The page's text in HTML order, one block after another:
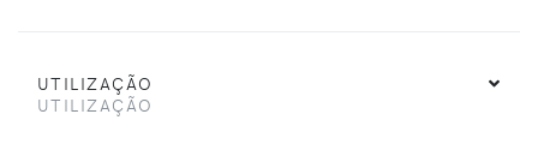
UTILIZAÇÃO
UTILIZAÇÃO